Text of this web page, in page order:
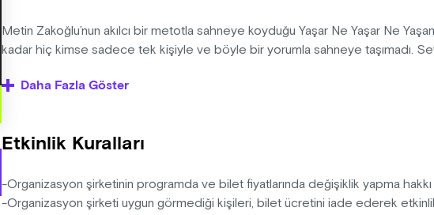
Metin Zakoğlu’nun akılcı bir metotla sahneye koyduğu Yaşar Ne Yaşar Ne
kadar hiç kimse sadece tek kişiyle ve böyle bir yorumla sahneye taşımadı.
öğrenelim. Siz de oyunun bir parçası olmaya hazırsanız bu eğlenceli komediyi
Yazan: Aziz Nesin
Yöneten-Dramaturji: Metin Zakoğlu
Dekor-Kostüm: Tuğba Zakoğlu
Işık-Müzik: İrem Özer
Daha Fazla Göster
Etkinlik Kuralları
-Organizasyon şirketinin programda ve bilet fiyatlarında değişiklik yapma hakkı
-Organizasyon şirketi uygun görmediği kişileri, bilet ücretini iade ederek